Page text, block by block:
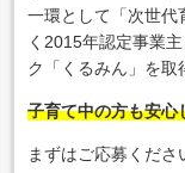
一環として「次世代
く2015年認定事業
ク「くるみん」を取
子育て中の方も安心
まずはご応募くださ